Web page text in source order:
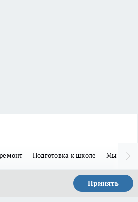
Подготовка к школе Мы в MAX
Принять